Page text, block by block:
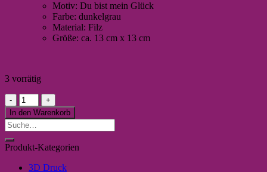
Motiv: Du bist mein Glück
Farbe: dunkelgrau
Material: Filz
Größe: ca. 13 cm x 13 cm
3 vorrätig
Geschenkanhänger
/
Untersetzer
Herz
"Du
bist
mein
In den Warenkorb
Suche
nach:
Produkt-Kategorien
3D Druck